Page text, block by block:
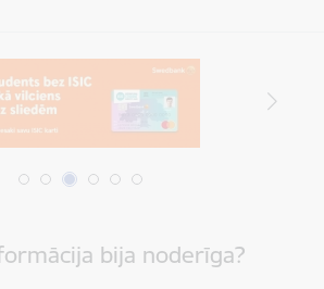
bija noderīga?